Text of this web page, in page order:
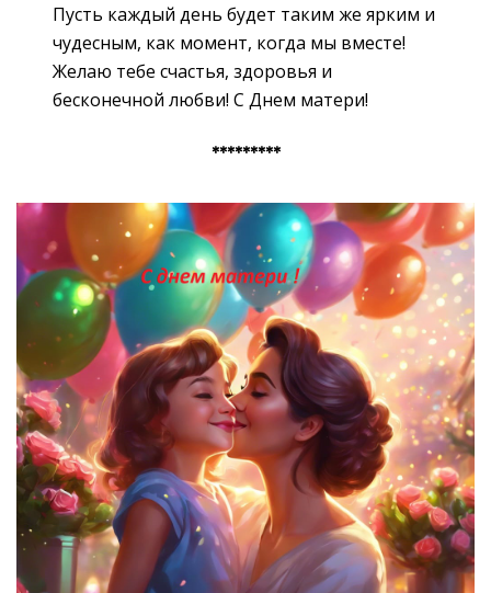
Пусть каждый день будет таким же ярким и
чудесным, как момент, когда мы вместе!
Желаю тебе счастья, здоровья и
бесконечной любви! С Днем матери!
*********